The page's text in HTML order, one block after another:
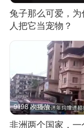
兔子那么可爱，为
人把它当宠物？
9198 次播放
非洲两个国家，一